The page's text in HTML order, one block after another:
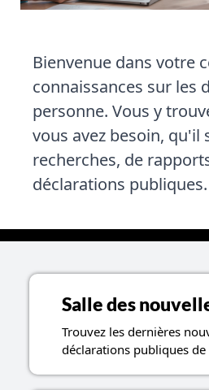
Bienvenue dans votre
connaissances sur les
personne. Vous y
vous avez besoin, qu'il
recherches, de
déclarations publiques.
Sujets liés aux
Salle des
Trouvez les dernières
déclarations publiques